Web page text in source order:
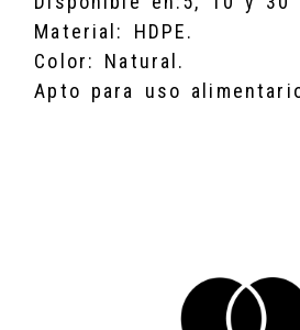
Material: HDPE.
Color: Natural.
Apto para uso